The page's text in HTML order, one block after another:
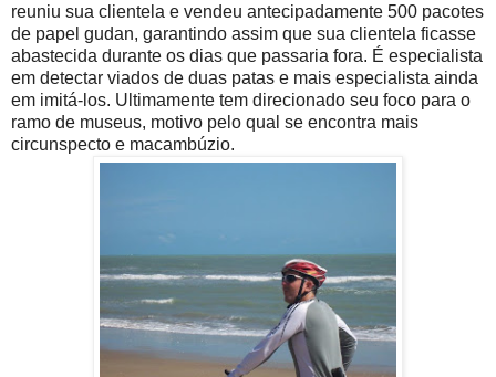
reuniu sua clientela e vendeu antecipadamente 500 pacotes
de papel gudan, garantindo assim que sua clientela ficasse
abastecida durante os dias que passaria fora. É especialista
em detectar viados de duas patas e mais especialista ainda
em imitá-los. Ultimamente tem direcionado seu foco para o
ramo de museus, motivo pelo qual se encontra mais
circunspecto e macambúzio.